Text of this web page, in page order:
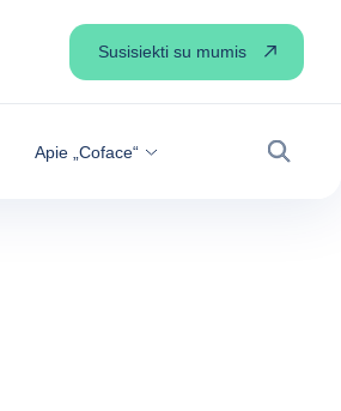
Apie „Coface“
Paieška
Susisiekti su mumis